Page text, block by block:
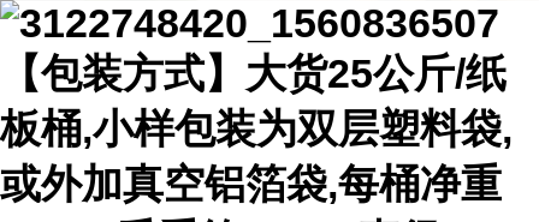
【包装方式】大货25公斤/纸
板桶,小样包装为双层塑料袋,
或外加真空铝箔袋,每桶净重